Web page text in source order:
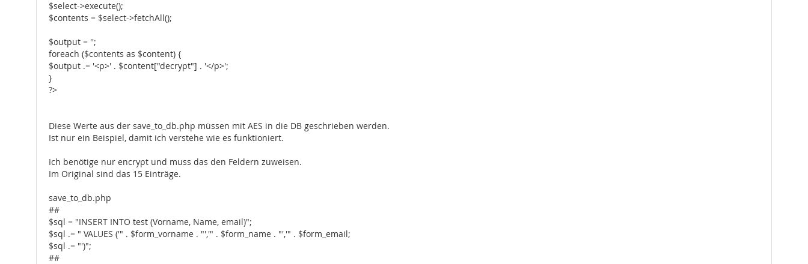
$select->execute();
$contents = $select->fetchAll();
$output = '';
foreach ($contents as $content) {
$output .= '<p>' . $content["decrypt"] . '</p>';
}
?>
Diese Werte aus der save_to_db.php müssen mit AES in die DB geschrieben werden.
Ist nur ein Beispiel, damit ich verstehe wie es funktioniert.
Ich benötige nur encrypt und muss das den Feldern zuweisen.
Im Original sind das 15 Einträge.
save_to_db.php
##
$sql = "INSERT INTO test (Vorname, Name, email)";
$sql .= " VALUES ('" . $form_vorname . "','" . $form_name . "','" . $form_email;
$sql .= "')";
##